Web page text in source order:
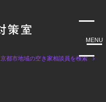
MENU
京都市地域の空き家相談員を検索